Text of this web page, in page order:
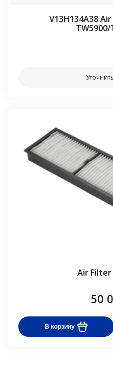
V13H134A38
Air Filter
50
В корзину